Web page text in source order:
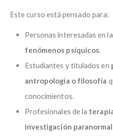
Este curso está pensado para:
Personas interesadas en la
fenómenos psíquicos.
Estudiantes y titulados en
antropología o filosofía
conocimientos.
Profesionales de la
investigación paranormal